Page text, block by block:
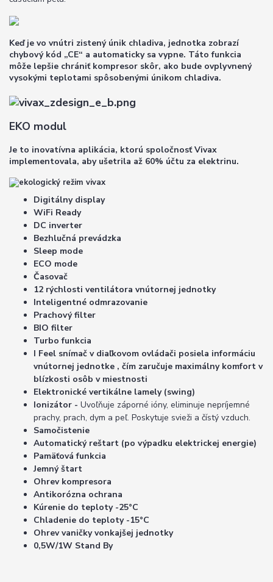
Keď je vo vnútri zistený únik chladiva, jednotka zobrazí
chybový kód „CE“ a automaticky sa vypne. Táto funkcia
môže lepšie chrániť kompresor skôr, ako bude ovplyvnený
vysokými teplotami spôsobenými únikom chladiva.
EKO modul
Je to inovatívna aplikácia, ktorú spoločnosť Vivax
implementovala, aby ušetrila až 60% účtu za elektrinu.
Digitálny display
WiFi Ready
DC inverter
Bezhlučná prevádzka
Sleep mode
ECO mode
Časovač
12 rýchlosti ventilátora vnútornej jednotky
Inteligentné odmrazovanie
Prachový filter
BIO filter
Turbo funkcia
I Feel snímač v diaľkovom ovládači posiela informáciu
vnútornej jednotke , čím zaručuje maximálny komfort v
blízkosti osôb v miestnosti
Elektronické vertikálne lamely (swing)
Ionizátor - Uvoľňuje záporné ióny, eliminuje nepríjemné
prachy, prach, dym a peľ. Poskytuje svieži a čístý vzduch.
Samočistenie
Automatický reštart (po výpadku elektrickej energie)
Pamäťová funkcia
Jemný štart
Ohrev kompresora
Antikorózna ochrana
Kúrenie do teploty -25°C
Chladenie do teploty -15°C
Ohrev vaničky vonkajšej jednotky
0,5W/1W Stand By